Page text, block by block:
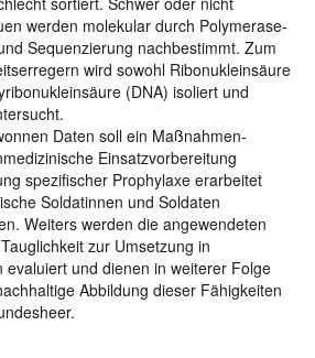
werden molekular durch Polymerase-
Sequenzierung nachbestimmt. Zum
wird sowohl Ribonukleinsäure
(DNA) isoliert und
Daten soll ein Maßnahmen-
Einsatzvorbereitung
spezifischer Prophylaxe erarbeitet
Soldatinnen und Soldaten
Weiters werden die angewendeten
zur Umsetzung in
evaluiert und dienen in weiterer Folge
Abbildung dieser Fähigkeiten